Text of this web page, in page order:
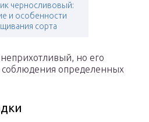
черносливовый:
и особенности
сорта
но его
определенных